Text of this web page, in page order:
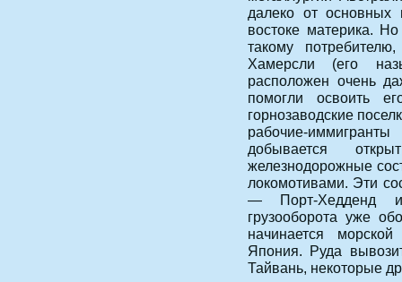
далеко от основных
востоке материка.
такому
Хамерсли (его
расположен очень
помогли освоить
горнозаводские
рабочие-
добывается
железнодорожные
локомотивами. Эти
— Порт-Хедденд
грузооборота уже
начинается
Япония. Руда
Тайвань, некоторые